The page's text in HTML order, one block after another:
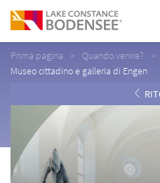
Prima pagina Quando venire?
Museo cittadino e galleria di Engen